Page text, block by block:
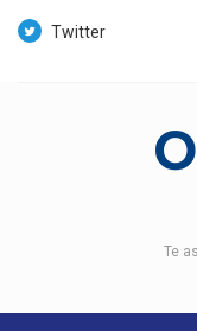
Twitter
Te